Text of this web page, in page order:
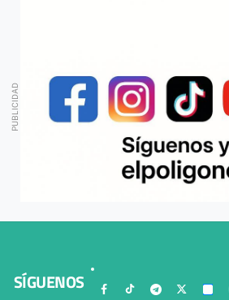
SÍGUENOS